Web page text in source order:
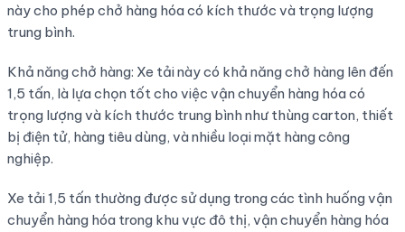
này cho phép chở hàng hóa có kích thước và trọng lượng
trung bình.
Khả năng chở hàng: Xe tải này có khả năng chở hàng lên đến
1,5 tấn, là lựa chọn tốt cho việc vận chuyển hàng hóa có
trọng lượng và kích thước trung bình như thùng carton, thiết
bị điện tử, hàng tiêu dùng, và nhiều loại mặt hàng công
nghiệp.
Xe tải 1,5 tấn thường được sử dụng trong các tình huống vận
chuyển hàng hóa trong khu vực đô thị, vận chuyển hàng hóa